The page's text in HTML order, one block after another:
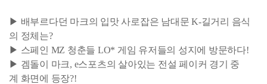
▶ 배부르다던 마크의 입맛 사로잡은 남대문 K-길거리 음식
의 정체는?
▶ 스페인 MZ 청춘들 LO* 게임 유저들의 성지에 방문하다!
▶ 겜돌이 마크, e스포츠의 살아있는 전설 페이커 경기 중
계 화면에 등장?!